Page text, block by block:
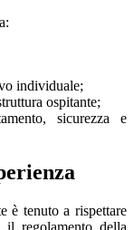
individuale;
ospitante;
sicurezza e
è tenuto a rispettare